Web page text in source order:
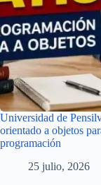
Universidad de
orientado a objetos
programación
25 julio, 2026